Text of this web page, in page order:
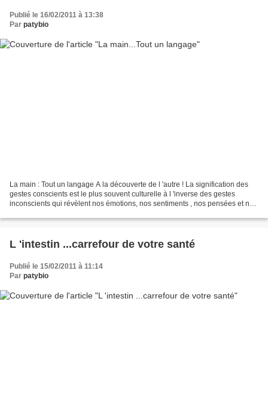
Publié le 16/02/2011 à 13:38
Par patybio
La main : Tout un langage A la découverte de l 'autre ! La signification des
gestes conscients est le plus souvent culturelle à l 'inverse des gestes
inconscients qui révèlent nos émotions, nos sentiments , nos pensées et nos
L 'intestin ...carrefour de votre santé
Publié le 15/02/2011 à 11:14
Par patybio